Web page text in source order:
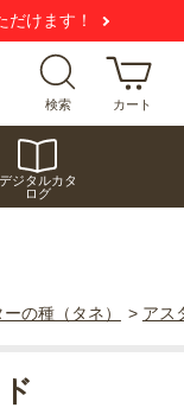
だけます！
検索 カート
デジタルカタ
ログ
の種（タネ） > アス